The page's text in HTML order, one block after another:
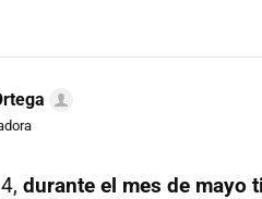
durante el mes de mayo